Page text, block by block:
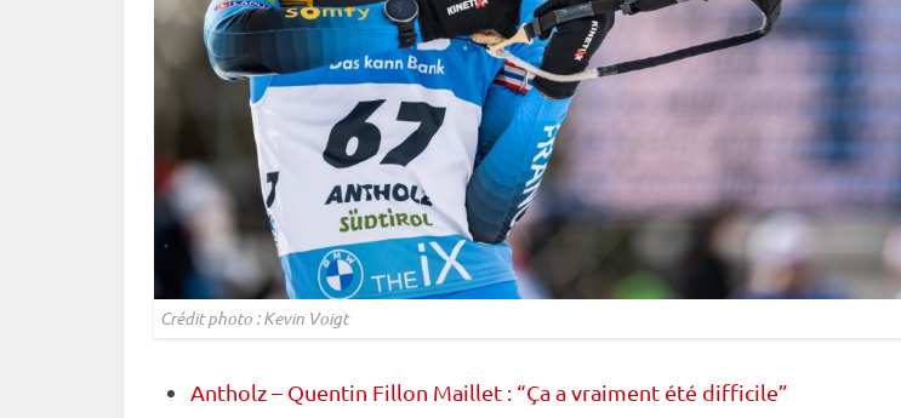
Crédit photo : Kevin Voigt
Antholz – Quentin Fillon Maillet : “Ça a vraiment été difficile”